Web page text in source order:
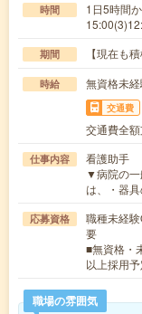
時間
1日5時間
期間 【現在も
時給 無資格未
交通費
交通費全額
仕事内容
看護助手
▼病院の一
は、・器
応募資格
職種未経
要
■無資格・
以上採用
職場の雰囲気